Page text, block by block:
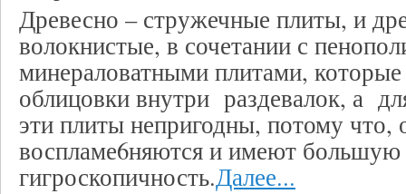
Древесно – стружечные плиты, и
волокнистые, в сочетании с
минераловатными плитами,
облицовки внутри раздевалок, а
эти плиты непригодны, потому что,
воспламе6няются и имеют большую
гигроскопичность.Далее...